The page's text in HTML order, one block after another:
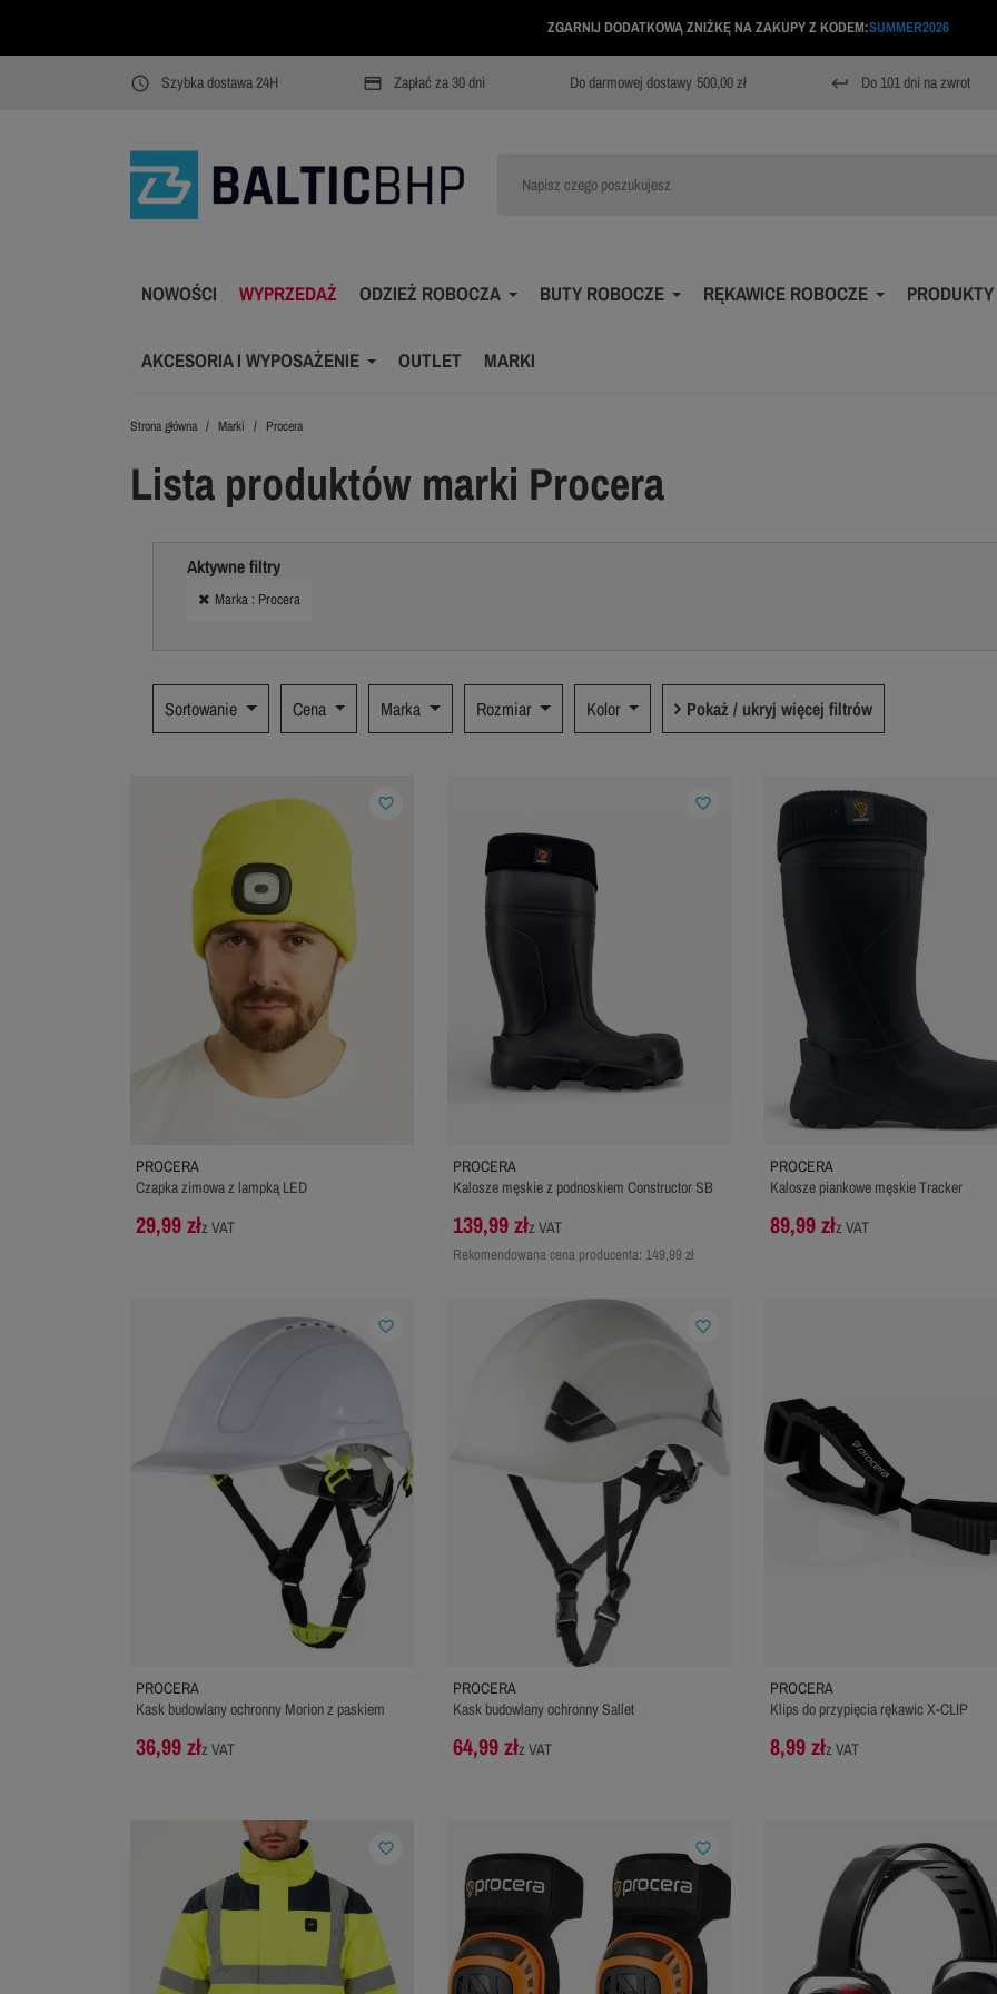
ZGARNIJ DODATKOWĄ ZNIŻKĘ NA ZAKUPY Z KODEM:SUMMER2026
access_time Szybka dostawa 24H payment Zapłać za 30 dni Do darmowej dostawy 500,00 zł keyboard_return Do 101 dni na zwrot
NOWOŚCI WYPRZEDAŻ ODZIEŻ ROBOCZA BUTY ROBOCZE RĘKAWICE ROBOCZE
AKCESORIA I WYPOSAŻENIE OUTLET MARKI
Strona główna Marki Procera
Lista produktów marki Procera
Aktywne filtry
Marka : Procera
Sortowanie Cena Marka Rozmiar Kolor Pokaż / ukryj więcej filtrów
PROCERA
Czapka zimowa z lampką LED
29,99 złz VAT
favorite_border
PROCERA
Kalosze męskie z podnoskiem Constructor SB
139,99 złz VAT
Rekomendowana cena producenta: 149,99 zł
favorite_border
PROCERA
Kalosze piankowe męskie Tracker
89,99 złz VAT
PROCERA
Kask budowlany ochronny Morion z paskiem
36,99 złz VAT
favorite_border
PROCERA
Kask budowlany ochronny Sallet
64,99 złz VAT
favorite_border
PROCERA
Klips do przypięcia rękawic X-CLIP
8,99 złz VAT
favorite_border favorite_border